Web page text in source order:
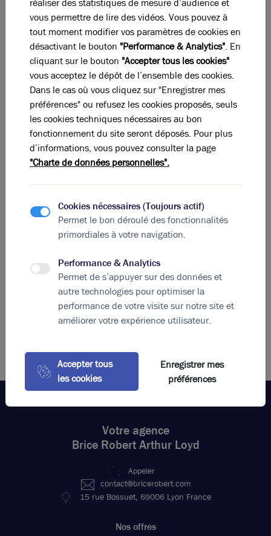
A vendre ou à louer - Bâtiment d'activité ou de
stockage équipé de nombreux quais sur le sud-ouest
de Lyon
80 € m²/an HT HC ou 2 200 000
Votre agence
Brice Robert Arthur Loyd
Appeler
contact@bricerobert.com
15 rue Bossuet, 69006 Lyon France
Nos offres
vous permettre de lire des vidéos. Vous pouvez à
tout moment modifier vos paramètres de cookies en
désactivant le bouton "Performance & Analytics". En
cliquant sur le bouton "Accepter tous les cookies"
vous acceptez le dépôt de l’ensemble des cookies.
Dans le cas où vous cliquez sur "Enregistrer mes
préférences" ou refusez les cookies proposés, seuls
les cookies techniques nécessaires au bon
fonctionnement du site seront déposés. Pour plus
d’informations, vous pouvez consulter la page
"Charte de données personnelles".
Cookies nécessaires (Toujours actif)
Permet le bon déroulé des fonctionnalités
primordiales à votre navigation.
Performance & Analytics
Permet de s’appuyer sur des données et
autre technologies pour optimiser la
performance de votre visite sur notre site et
améliorer votre expérience utilisateur.
Accepter tous
les cookies
Enregistrer mes
préférences